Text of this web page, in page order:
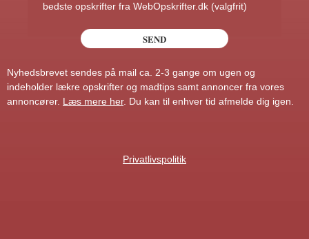
bedste opskrifter fra WebOpskrifter.dk (valgfrit)
Nyhedsbrevet sendes på mail ca. 2-3 gange om ugen og
indeholder lækre opskrifter og madtips samt annoncer fra vores
annoncører. Læs mere her. Du kan til enhver tid afmelde dig igen.
Privatlivspolitik